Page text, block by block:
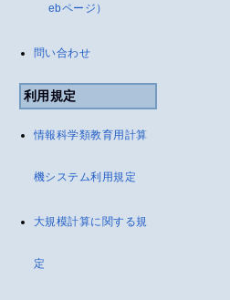
ebページ）
問い合わせ
利用規定
情報科学類教育用計算
機システム利用規定
大規模計算に関する規
定